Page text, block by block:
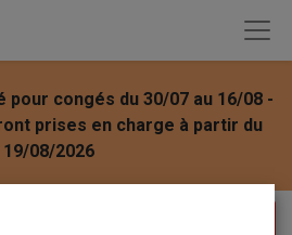
congés du 30/07 au 16/08 -
prises en charge à partir du
19/08/2026